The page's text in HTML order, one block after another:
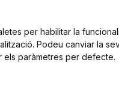
per habilitar la
Podeu canviar la
els paràmetres per defecte.